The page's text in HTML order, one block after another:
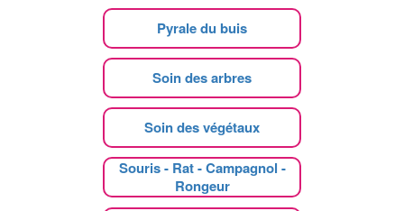
Pyrale du buis
Soin des arbres
Soin des végétaux
Souris - Rat - Campagnol -
Rongeur